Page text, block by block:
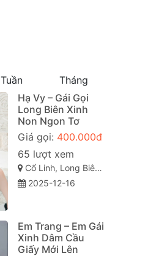
Tuần
Tháng
Hạ Vy – Gái Gọi
Long Biên Xinh
Non Ngon Tơ
Giá gọi: 400.000đ
65 lượt xem
Cổ Linh, Long Biên, Long Biên, Hà Nội
2025-12-16
Em Trang – Em Gái
Xinh Dâm Cầu
Giấy Mới Lên